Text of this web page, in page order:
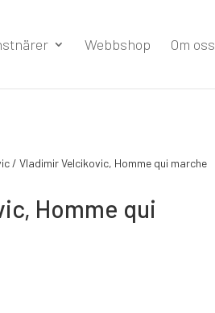
Webbshop Om oss
/ Vladimir Velcikovic, Homme qui marche
Homme qui